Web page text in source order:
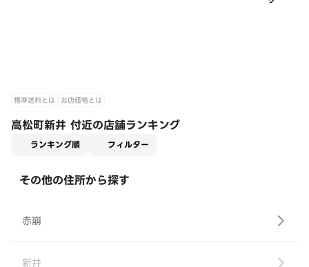
標準送料とは お店価格とは
高松町新井 付近の店舗ランキング
ランキング順 フィルター
その他の住所から探す
赤崩
新井